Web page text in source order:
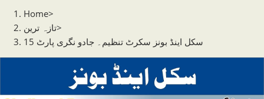
Home>
تازہ ترین>
سکل اینڈ بونز سکرٹ تنظیم۔ جادو نگری پارٹ 15